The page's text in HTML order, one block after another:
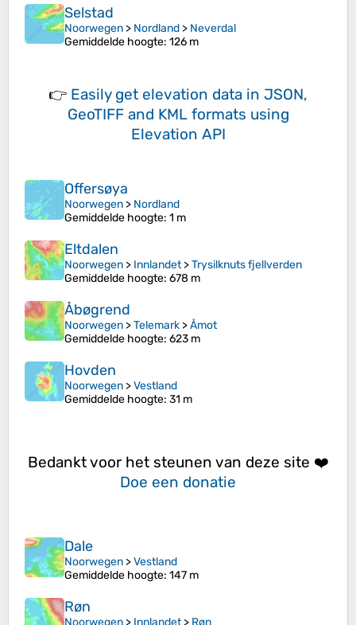
Selstad
Noorwegen > Nordland > Neverdal
Gemiddelde hoogte: 126 m
👉 Easily get elevation data in JSON,
GeoTIFF and KML formats using
Elevation API
Offersøya
Noorwegen > Nordland
Gemiddelde hoogte: 1 m
Eltdalen
Noorwegen > Innlandet>Trysilknuts fjellverden
Gemiddelde hoogte: 678 m
Åbøgrend
Noorwegen >Telemark >Åmot
Gemiddelde hoogte: 623 m
Hovden
Noorwegen >Vestland
Gemiddelde hoogte: 31 m
Bedankt voor het steunen van deze site ❤️
Doe een donatie
Dale
Noorwegen >Vestland
Gemiddelde hoogte: 147 m
Røn
Noorwegen > Innlandet> Røn